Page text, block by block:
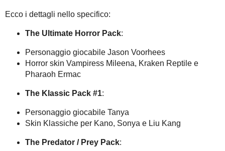
Ecco i dettagli nello specifico:
The Ultimate Horror Pack:
Personaggio giocabile Jason Voorhees
Horror skin Vampiress Mileena, Kraken Reptile e
Pharaoh Ermac
The Klassic Pack #1:
Personaggio giocabile Tanya
Skin Klassiche per Kano, Sonya e Liu Kang
The Predator / Prey Pack: